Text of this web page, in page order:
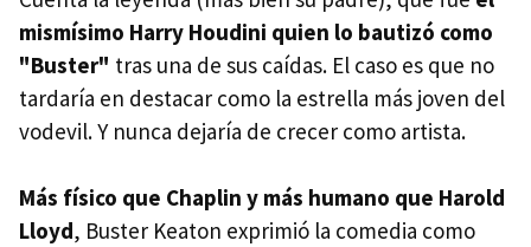
mismísimo Harry Houdini quien lo bautizó como
"Buster" tras una de sus caídas. El caso es que no
tardaría en destacar como la estrella más joven del
vodevil. Y nunca dejaría de crecer como artista.
Más físico que Chaplin y más humano que Harold
Lloyd, Buster Keaton exprimió la comedia como